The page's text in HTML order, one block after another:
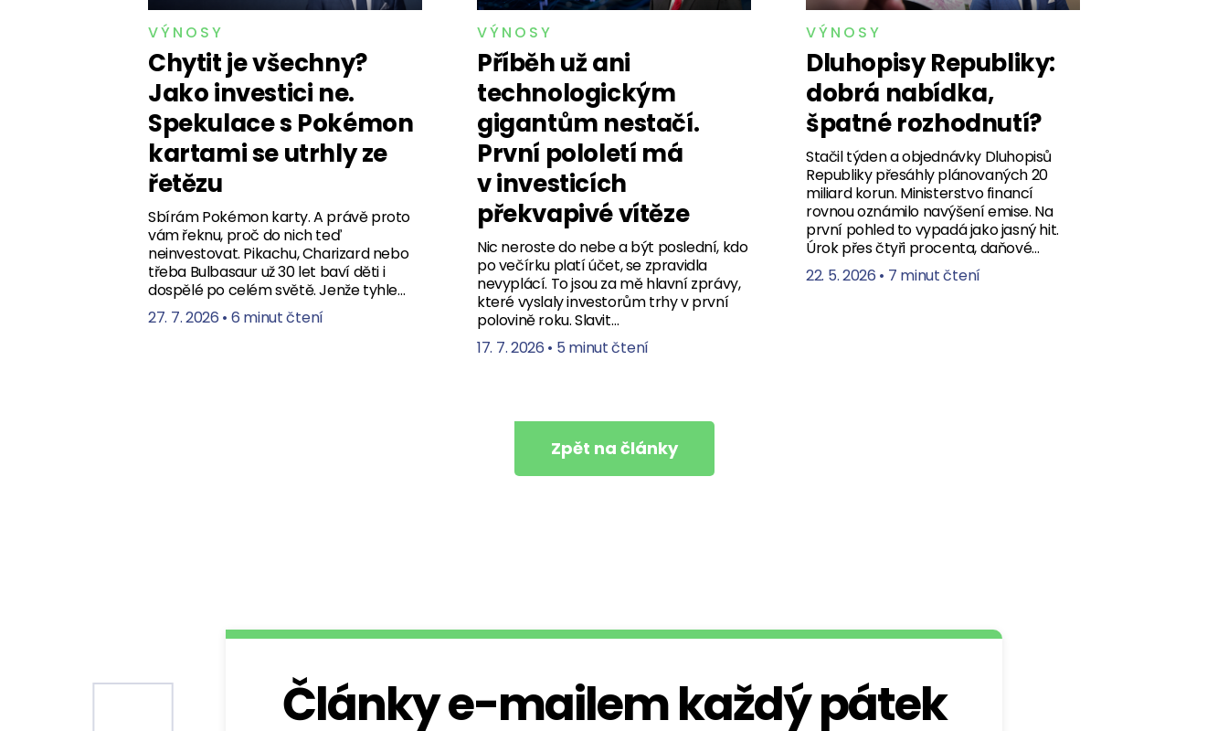
VÝNOSY
Chytit je všechny?
Jako investici ne.
Spekulace s Pokémon
kartami se utrhly ze
řetězu
Sbírám Pokémon karty. A právě proto
vám řeknu, proč do nich teď
neinvestovat. Pikachu, Charizard nebo
třeba Bulbasaur už 30 let baví děti i
dospělé po celém světě. Jenže tyhle…
27. 7. 2026 • 6 minut čtení
VÝNOSY
Příběh už ani
technologickým
gigantům nestačí.
První pololetí má
v investicích
překvapivé vítěze
Nic neroste do nebe a být poslední, kdo
po večírku platí účet, se zpravidla
nevyplácí. To jsou za mě hlavní zprávy,
které vyslaly investorům trhy v první
polovině roku. Slavit…
17. 7. 2026 • 5 minut čtení
VÝNOSY
Dluhopisy Republiky:
dobrá nabídka,
špatné rozhodnutí?
Stačil týden a objednávky Dluhopisů
Republiky přesáhly plánovaných 20
miliard korun. Ministerstvo financí
rovnou oznámilo navýšení emise. Na
první pohled to vypadá jako jasný hit.
Úrok přes čtyři procenta, daňové…
22. 5. 2026 • 7 minut čtení
Zpět na články
Články e-mailem každý pátek